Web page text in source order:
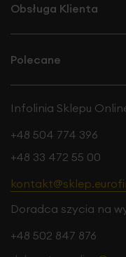
Obsługa Klienta
Polecane
Infolinia Sklepu
+48 504 774 396
+48 33 472 55 00
Doradca szycia na
+48 502 847 876